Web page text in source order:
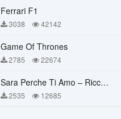
Ferrari F1
3038 42142
Game Of Thrones
2785 22674
Sara Perche Ti Amo – Ricchi E Poveri
2535 12685